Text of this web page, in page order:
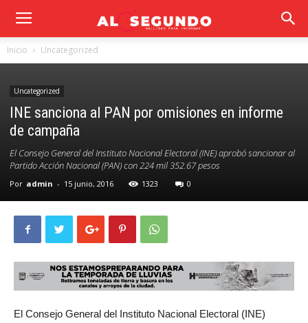
Inicio Uncategorized
Uncategorized
INE sanciona al PAN por omisiones en informe
de campaña
El Consejo General del Instituto Nacional Electoral (INE) aprobó sancionar al
Partido Acción Nacional (PAN) con 224 mil 352.67 pesos
Por admin - 15 junio, 2016 1323 0
El Consejo General del Instituto Nacional Electoral (INE)